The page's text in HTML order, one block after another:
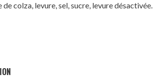
de colza, levure, sel, sucre, levure désactivée.